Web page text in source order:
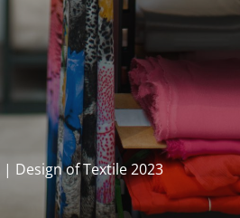
Design of Textile 2023